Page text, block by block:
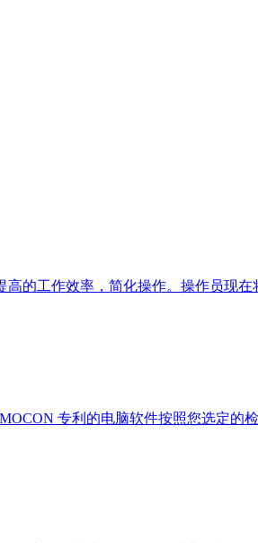
的工作效率，简化操作。操作员现
专利的电脑软件按照您选定的